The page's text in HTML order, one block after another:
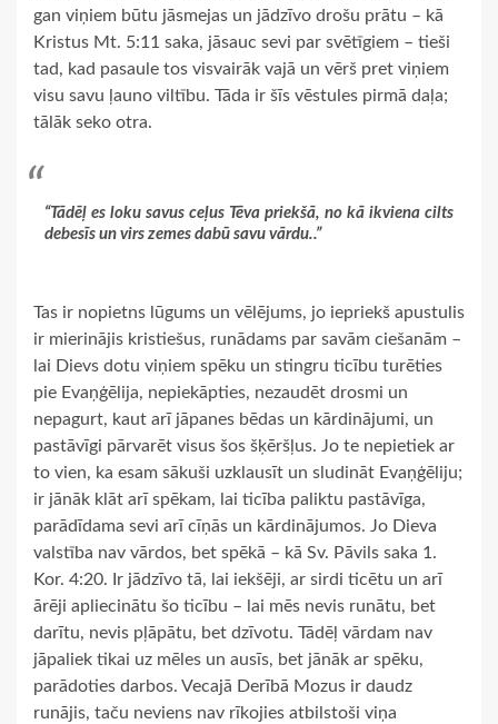
gan viņiem būtu jāsmejas un jādzīvo drošu prātu – kā
Kristus Mt. 5:11 saka, jāsauc sevi par svētīgiem – tieši
tad, kad pasaule tos visvairāk vajā un vērš pret viņiem
visu savu ļauno viltību. Tāda ir šīs vēstules pirmā daļa;
tālāk seko otra.
“Tādēļ es loku savus ceļus Tēva priekšā, no kā ikviena cilts
debesīs un virs zemes dabū savu vārdu..”
Tas ir nopietns lūgums un vēlējums, jo iepriekš apustulis
ir mierinājis kristiešus, runādams par savām ciešanām –
lai Dievs dotu viņiem spēku un stingru ticību turēties
pie Evaņģēlija, nepiekāpties, nezaudēt drosmi un
nepagurt, kaut arī jāpanes bēdas un kārdinājumi, un
pastāvīgi pārvarēt visus šos šķēršļus. Jo te nepietiek ar
to vien, ka esam sākuši uzklausīt un sludināt Evaņģēliju;
ir jānāk klāt arī spēkam, lai ticība paliktu pastāvīga,
parādīdama sevi arī cīņās un kārdinājumos. Jo Dieva
valstība nav vārdos, bet spēkā – kā Sv. Pāvils saka 1.
Kor. 4:20. Ir jādzīvo tā, lai iekšēji, ar sirdi ticētu un arī
ārēji apliecinātu šo ticību – lai mēs nevis runātu, bet
darītu, nevis pļāpātu, bet dzīvotu. Tādēļ vārdam nav
jāpaliek tikai uz mēles un ausīs, bet jānāk ar spēku,
parādoties darbos. Vecajā Derībā Mozus ir daudz
runājis, taču neviens nav rīkojies atbilstoši viņa